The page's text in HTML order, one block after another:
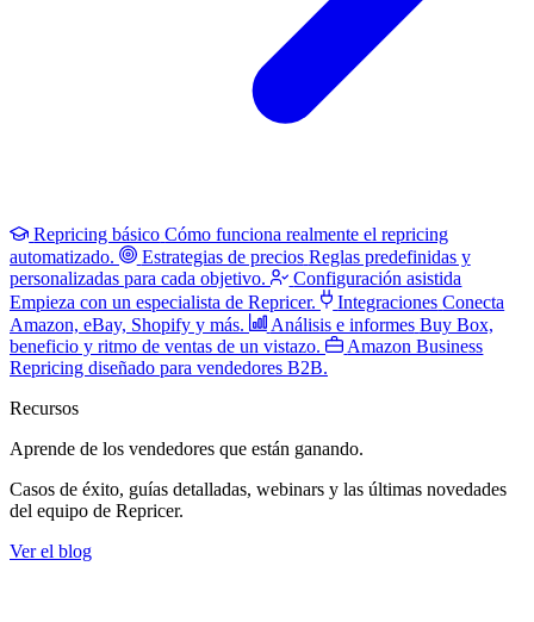
Repricing básico Cómo funciona realmente el repricing
automatizado.
Estrategias de precios Reglas predefinidas y
personalizadas para cada objetivo.
Configuración asistida
Empieza con un especialista de Repricer.
Integraciones Conecta
Amazon, eBay, Shopify y más.
Análisis e informes Buy Box,
beneficio y ritmo de ventas de un vistazo.
Amazon Business
Repricing diseñado para vendedores B2B.
Recursos
Aprende de los vendedores que están ganando.
Casos de éxito, guías detalladas, webinars y las últimas novedades
del equipo de Repricer.
Ver el blog